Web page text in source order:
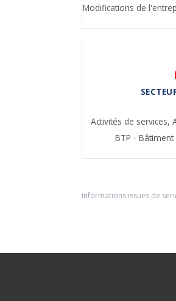
Modifications de
Activités de services,
BTP -
Informations issues de